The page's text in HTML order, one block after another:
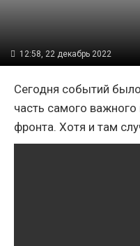
12:58, 22 декабрь 2022
Сегодня событий
часть самого
фронта. Хотя и там